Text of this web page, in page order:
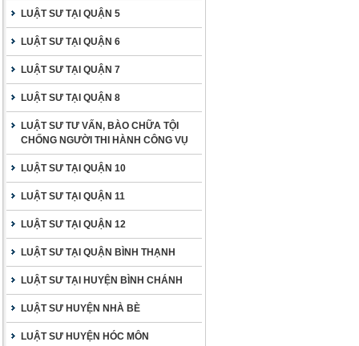
LUẬT SƯ TẠI QUẬN 5
LUẬT SƯ TẠI QUẬN 6
LUẬT SƯ TẠI QUẬN 7
LUẬT SƯ TẠI QUẬN 8
LUẬT SƯ TƯ VẤN, BÀO CHỮA TỘI
CHỐNG NGƯỜI THI HÀNH CÔNG VỤ
LUẬT SƯ TẠI QUẬN 10
LUẬT SƯ TẠI QUẬN 11
LUẬT SƯ TẠI QUẬN 12
LUẬT SƯ TẠI QUẬN BÌNH THẠNH
LUẬT SƯ TẠI HUYỆN BÌNH CHÁNH
LUẬT SƯ HUYỆN NHÀ BÈ
LUẬT SƯ HUYỆN HÓC MÔN